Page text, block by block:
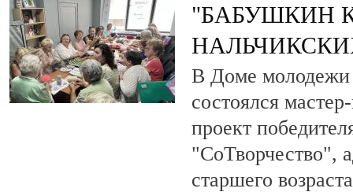
"БАБУШКИН
В Доме молодежи
состоялся
проект
"СоТворчество",
старшего